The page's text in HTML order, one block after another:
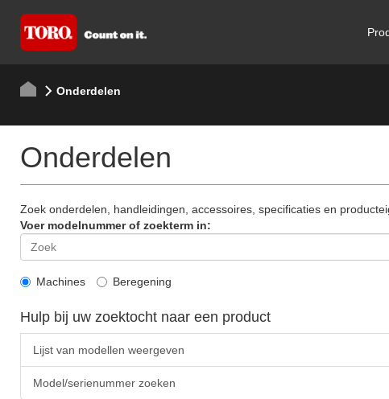
Onderdelen
Onderdelen
Zoek onderdelen, handleidingen, accessoires, specificaties en
Voer modelnummer of zoekterm in:
Machines Beregening
Hulp bij uw zoektocht naar een product
Lijst van modellen weergeven
Model/serienummer zoeken